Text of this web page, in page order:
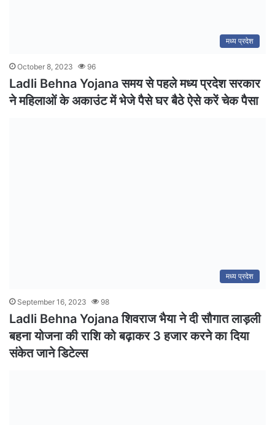
मध्य प्रदेश
October 8, 2023 96
Ladli Behna Yojana समय से पहले मध्य प्रदेश सरकार
ने महिलाओं के अकाउंट में भेजे पैसे घर बैठे ऐसे करें चेक पैसा
मध्य प्रदेश
September 16, 2023 98
Ladli Behna Yojana शिवराज भैया ने दी सौगात लाड़ली
बहना योजना की राशि को बढ़ाकर 3 हजार करने का दिया
संकेत जाने डिटेल्स